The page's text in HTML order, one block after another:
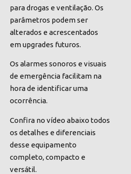
para drogas e ventilação. Os
parâmetros podem ser
alterados e acrescentados
em upgrades futuros.
Os alarmes sonoros e visuais
de emergência facilitam na
hora de identificar uma
ocorrência.
Confira no vídeo abaixo todos
os detalhes e diferenciais
desse equipamento
completo, compacto e
versátil.